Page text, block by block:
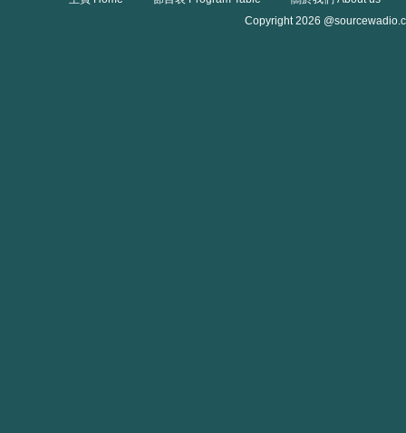
Copyright 2026